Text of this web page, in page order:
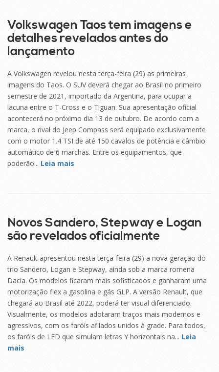
Volkswagen Taos tem imagens e
detalhes revelados antes do
lançamento
A Volkswagen revelou nesta terça-feira (29) as primeiras
imagens do Taos. O SUV deverá chegar ao Brasil no primeiro
semestre de 2021, importado da Argentina, para ocupar a
lacuna entre o T-Cross e o Tiguan. Sua apresentação oficial
acontecerá no próximo dia 13 de outubro. De acordo com a
marca, o rival do Jeep Compass será equipado exclusivamente
com o motor 1.4 TSI de até 150 cavalos de potência e câmbio
automático de 6 marchas. Entre os equipamentos, que
poderão... Leia mais
Novos Sandero, Stepway e Logan
são revelados oficialmente
A Renault apresentou nesta terça-feira (29) a nova geração do
trio Sandero, Logan e Stepway, ainda sob a marca romena
Dacia. Os modelos ficaram mais sofisticados e ganharam uma
motorização flex a gasolina e gás GLP. A versão Renault, que
chegará ao Brasil até 2022, poderá ter visual diferenciado.
Visualmente, os modelos adotaram traços mais modernos e
agressivos, com os faróis afilados unidos à grade. Para todos,
os faróis de LED que simulam letras Y horizontais na... Leia
mais